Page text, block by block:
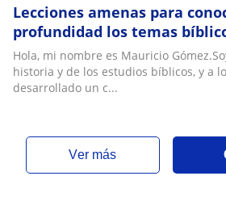
Lecciones amenas para
profundidad los temas
importancia aplicada de la
hoy
Hola, mi nombre es Mauricio
historia y de los estudios bíblicos, y a
desarrollado un c...
ver más